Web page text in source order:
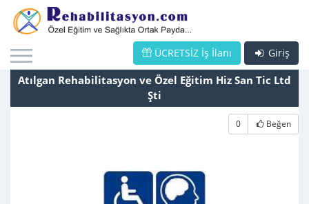
Giriş
ÜCRETSİZ İş İlanı
Atılgan Rehabilitasyon ve Özel Eğitim Hiz San Tic Ltd
Şti
0 Beğen